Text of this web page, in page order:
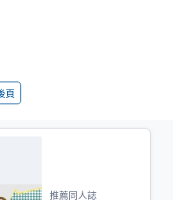
頁
推薦同人誌